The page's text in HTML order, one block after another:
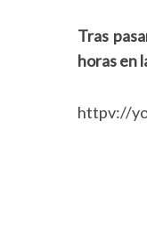
Tras
horas en
httpv://